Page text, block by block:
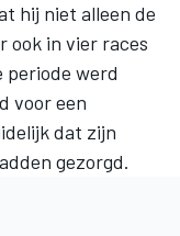
hij niet alleen de
ook in vier races
periode werd
voor een
dat zijn
gezorgd.